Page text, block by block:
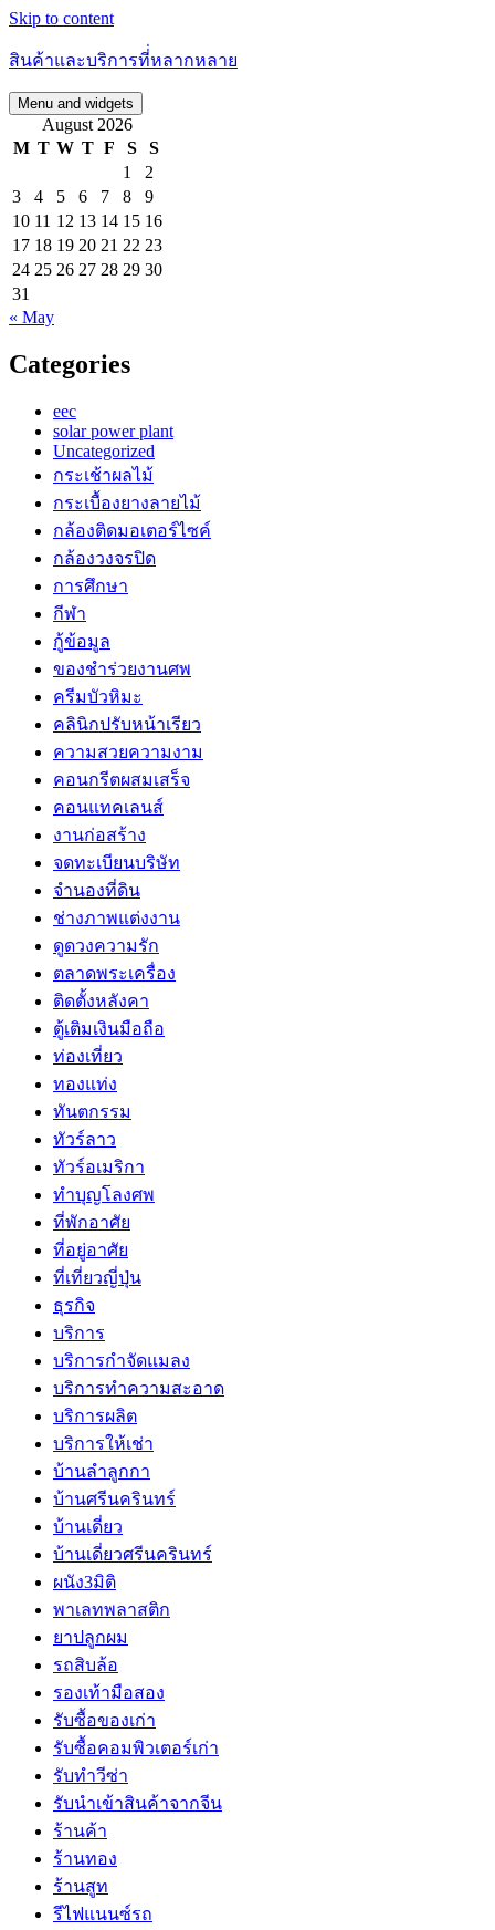
Skip to content
สินค้าและบริการที่่หลากหลาย
Menu and widgets
August 2026
M T W T F S
S
1
2
3
4 5 6 7 8
9
10 11 12 13 14 15 16
17 18 19 20 21 22 23
24 25 26 27 28 29 30
31
« May
Categories
eec
solar power plant
Uncategorized
กระเช้าผลไม้
กระเบื้องยางลายไม้
กล้องติดมอเตอร์ไซค์
กล้องวงจรปิด
การศึกษา
กีฬา
กู้ข้อมูล
ของชำร่วยงานศพ
ครีมบัวหิมะ
คลินิกปรับหน้าเรียว
ความสวยความงาม
คอนกรีตผสมเสร็จ
คอนแทคเลนส์
งานก่อสร้าง
จดทะเบียนบริษัท
จำนองที่ดิน
ช่างภาพแต่งงาน
ดูดวงความรัก
ตลาดพระเครื่อง
ติดตั้งหลังคา
ตู้เติมเงินมือถือ
ท่องเที่ยว
ทองแท่ง
ทันตกรรม
ทัวร์ลาว
ทัวร์อเมริกา
ทำบุญโลงศพ
ที่พักอาศัย
ที่อยู่อาศัย
ที่เที่ยวญี่ปุ่น
ธุรกิจ
บริการ
บริการกำจัดแมลง
บริการทำความสะอาด
บริการผลิต
บริการให้เช่า
บ้านลำลูกกา
บ้านศรีนครินทร์
บ้านเดี่ยว
บ้านเดี่ยวศรีนครินทร์
ผนัง3มิติ
พาเลทพลาสติก
ยาปลูกผม
รถสิบล้อ
รองเท้ามือสอง
รับซื้อของเก่า
รับซื้อคอมพิวเตอร์เก่า
รับทำวีซ่า
รับนำเข้าสินค้าจากจีน
ร้านค้า
ร้านทอง
ร้านสูท
รีไฟแนนซ์รถ